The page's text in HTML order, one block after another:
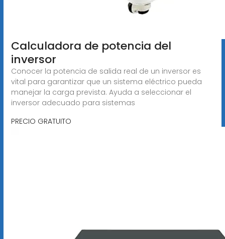
Calculadora de potencia del
inversor
Conocer la potencia de salida real de un inversor es
vital para garantizar que un sistema eléctrico pueda
manejar la carga prevista. Ayuda a seleccionar el
inversor adecuado para sistemas
PRECIO GRATUITO